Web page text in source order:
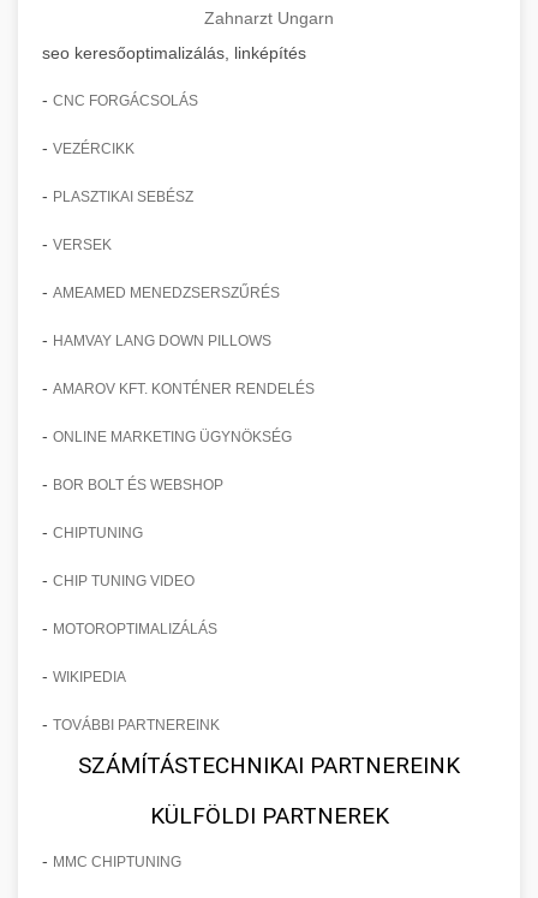
Zahnarzt Ungarn
seo keresőoptimalizálás, linképítés
- CNC FORGÁCSOLÁS
- VEZÉRCIKK
- PLASZTIKAI SEBÉSZ
- VERSEK
- AMEAMED MENEDZSERSZŰRÉS
- HAMVAY LANG DOWN PILLOWS
- AMAROV KFT. KONTÉNER RENDELÉS
- ONLINE MARKETING ÜGYNÖKSÉG
- BOR BOLT ÉS WEBSHOP
- CHIPTUNING
- CHIP TUNING VIDEO
- MOTOROPTIMALIZÁLÁS
- WIKIPEDIA
- TOVÁBBI PARTNEREINK
SZÁMÍTÁSTECHNIKAI PARTNEREINK
KÜLFÖLDI PARTNEREK
- MMC CHIPTUNING